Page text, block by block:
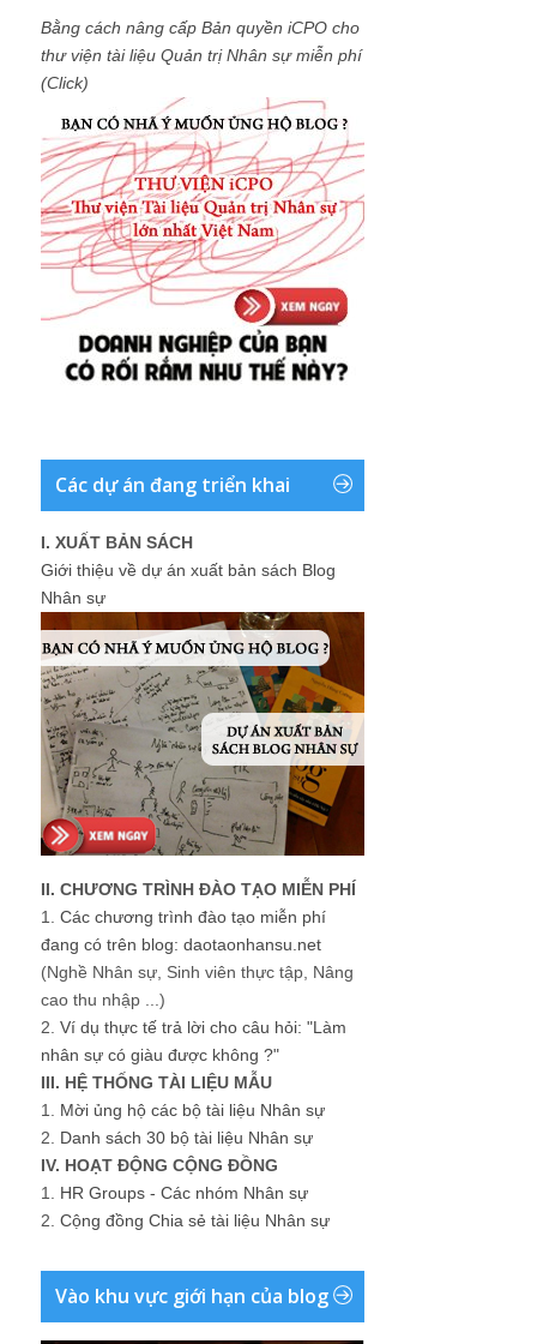
Bằng cách nâng cấp Bản quyền iCPO cho
thư viện tài liệu Quản trị Nhân sự miễn phí
(Click)
Các dự án đang triển khai
I. XUẤT BẢN SÁCH
Giới thiệu về dự án xuất bản sách Blog
Nhân sự
II. CHƯƠNG TRÌNH ĐÀO TẠO MIỄN PHÍ
1. Các chương trình đào tạo miễn phí
đang có trên blog: daotaonhansu.net
(Nghề Nhân sự, Sinh viên thực tập, Nâng
cao thu nhập ...)
2. Ví dụ thực tế trả lời cho câu hỏi: "Làm
nhân sự có giàu được không ?"
III. HỆ THỐNG TÀI LIỆU MẪU
1. Mời ủng hộ các bộ tài liệu Nhân sự
2. Danh sách 30 bộ tài liệu Nhân sự
IV. HOẠT ĐỘNG CỘNG ĐỒNG
1. HR Groups - Các nhóm Nhân sự
2. Cộng đồng Chia sẻ tài liệu Nhân sự
Vào khu vực giới hạn của blog